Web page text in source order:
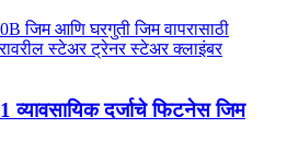
दर्जाचे फिटनेस जिम